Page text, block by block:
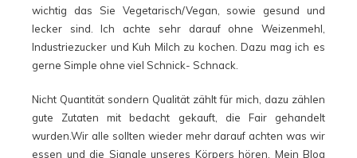
wichtig das Sie Vegetarisch/Vegan, sowie gesund und
lecker sind. Ich achte sehr darauf ohne Weizenmehl,
Industriezucker und Kuh Milch zu kochen. Dazu mag ich es
gerne Simple ohne viel Schnick- Schnack.
Nicht Quantität sondern Qualität zählt für mich, dazu zählen
gute Zutaten mit bedacht gekauft, die Fair gehandelt
wurden.Wir alle sollten wieder mehr darauf achten was wir
essen und die Signale unseres Körpers hören. Mein Blog